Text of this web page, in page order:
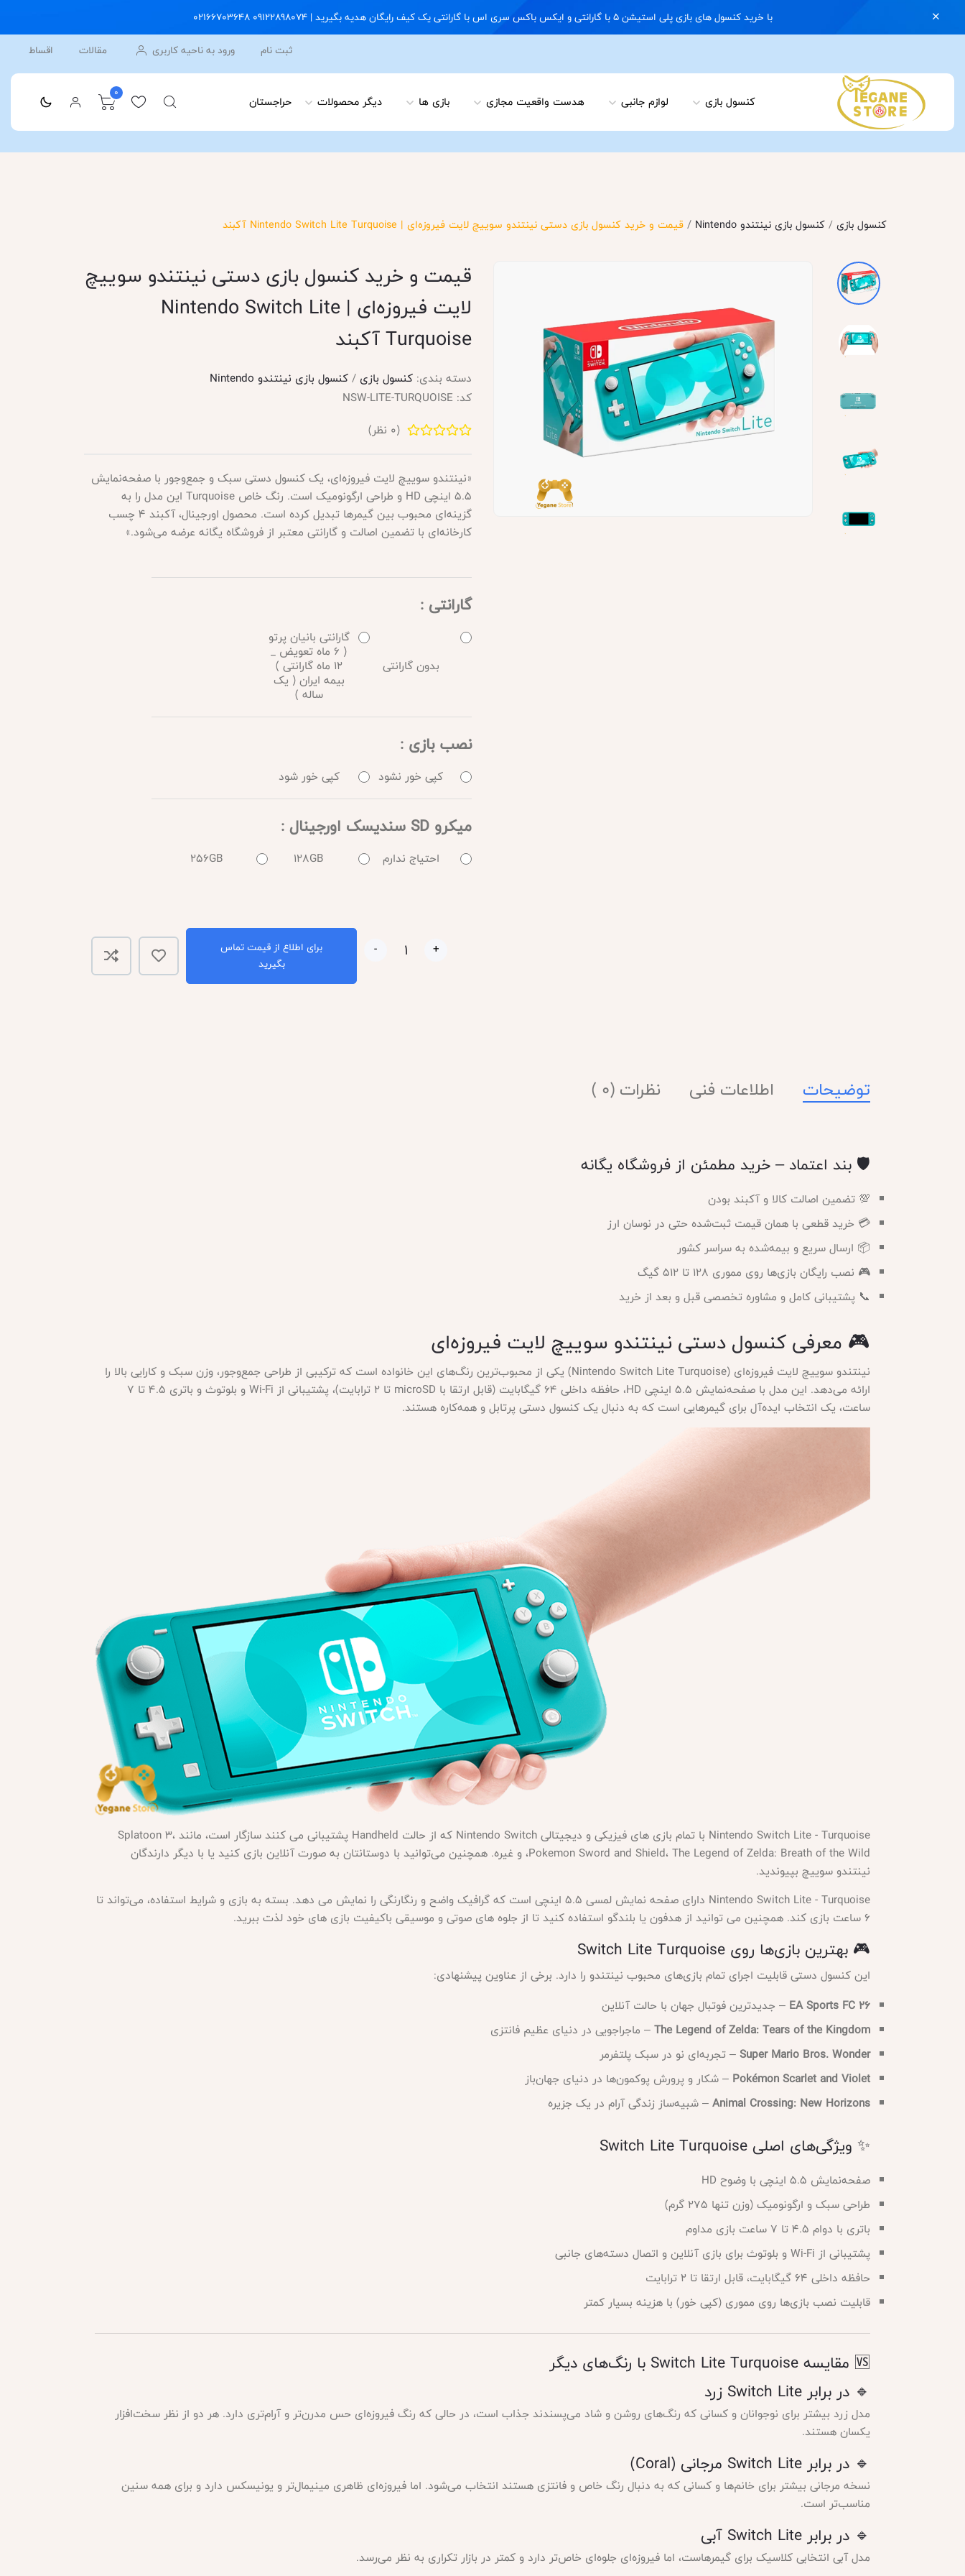
با خرید کنسول های بازی پلی استیشن 5 با گارانتی و ایکس باکس سری اس با گارانتی یک کیف رایگان هدیه بگیرید | 09122898074 02166703648
ثبت نام
ورود به ناحیه کاربری مقالات اقساط
کنسول بازی لوازم جانبی هدست واقعیت مجازی بازی ها دیگر محصولات حراجستان 0
کنسول بازی / کنسول بازی نینتندو Nintendo /قیمت و خرید کنسول بازی دستی نینتندو سوییچ لایت فیروزه‌ای | Nintendo Switch Lite Turquoise آکبند
قیمت و خرید کنسول بازی دستی نینتندو سوییچ
لایت فیروزه‌ای | Nintendo Switch Lite
Turquoise آکبند
دسته بندی: کنسول بازی /کنسول بازی نینتندو Nintendo
کد: NSW-LITE-TURQUOISE
(
0 نظر)
«نینتندو سوییچ لایت فیروزه‌ای، یک کنسول دستی سبک و جمع‌وجور با صفحه‌نمایش
۵.۵ اینچی HD و طراحی ارگونومیک است. رنگ خاص Turquoise این مدل را به
گزینه‌ای محبوب بین گیمرها تبدیل کرده است. محصول اورجینال، آکبند ۴ چسب
کارخانه‌ای با تضمین اصالت و گارانتی معتبر از فروشگاه یگانه عرضه می‌شود.»
گارانتی :
بدون گارانتی
گارانتی بانیان پرتو
( 6 ماه تعویض _
12 ماه گارانتی )
بیمه ایران ( یک
ساله )
نصب بازی :
کپی خور نشود کپی خور شود
میکرو SD سندیسک اورجینال :
احتیاج ندارم 128GB
256GB
- +
برای اطلاع از قیمت تماس
بگیرید
توضیحات اطلاعات فنی نظرات (0 )
🛡️ بند اعتماد – خرید مطمئن از فروشگاه یگانه
💯 تضمین اصالت کالا و آکبند بودن
💳 خرید قطعی با همان قیمت ثبت‌شده حتی در نوسان ارز
📦 ارسال سریع و بیمه‌شده به سراسر کشور
🎮 نصب رایگان بازی‌ها روی مموری ۱۲۸ تا ۵۱۲ گیگ
📞 پشتیبانی کامل و مشاوره تخصصی قبل و بعد از خرید
🎮 معرفی کنسول دستی نینتندو سوییچ لایت فیروزه‌ای
نینتندو سوییچ لایت فیروزه‌ای (Nintendo Switch Lite Turquoise) یکی از محبوب‌ترین رنگ‌های این خانواده است که ترکیبی از طراحی جمع‌وجور، وزن سبک و کارایی بالا را
ارائه می‌دهد. این مدل با صفحه‌نمایش ۵.۵ اینچی HD، حافظه داخلی ۶۴ گیگابایت (قابل ارتقا با microSD تا ۲ ترابایت)، پشتیبانی از Wi-Fi و بلوتوث و باتری ۴.۵ تا ۷
ساعت، یک انتخاب ایده‌آل برای گیمرهایی است که به دنبال یک کنسول دستی پرتابل و همه‌کاره هستند.
Nintendo Switch Lite - Turquoise با تمام بازی های فیزیکی و دیجیتالی Nintendo Switch که از حالت Handheld پشتیبانی می کنند سازگار است، مانند Splatoon 3،
Pokemon Sword and Shield، The Legend of Zelda: Breath of the Wild، و غیره. همچنین می‌توانید با دوستانتان به صورت آنلاین بازی کنید یا با دیگر دارندگان
نینتندو سوییچ بپیوندید.
Nintendo Switch Lite - Turquoise دارای صفحه نمایش لمسی 5.5 اینچی است که گرافیک واضح و رنگارنگی را نمایش می دهد. بسته به بازی و شرایط استفاده، می‌تواند تا
6 ساعت بازی کند. همچنین می توانید از هدفون یا بلندگو استفاده کنید تا از جلوه های صوتی و موسیقی باکیفیت بازی های خود لذت ببرید.
🎮 بهترین بازی‌ها روی Switch Lite Turquoise
این کنسول دستی قابلیت اجرای تمام بازی‌های محبوب نینتندو را دارد. برخی از عناوین پیشنهادی:
EA Sports FC 26 – جدیدترین فوتبال جهان با حالت آنلاین
The Legend of Zelda: Tears of the Kingdom– ماجراجویی در دنیای عظیم فانتزی
Super Mario Bros. Wonder– تجربه‌ای نو در سبک پلتفرمر
Pokémon Scarlet and Violet – شکار و پرورش پوکمون‌ها در دنیای جهان‌باز
Animal Crossing: New Horizons– شبیه‌ساز زندگی آرام در یک جزیره
✨ ویژگی‌های اصلی Switch Lite Turquoise
صفحه‌نمایش ۵.۵ اینچی با وضوح HD
طراحی سبک و ارگونومیک (وزن تنها ۲۷۵ گرم)
باتری با دوام ۴.۵ تا ۷ ساعت بازی مداوم
پشتیبانی از Wi-Fi و بلوتوث برای بازی آنلاین و اتصال دسته‌های جانبی
حافظه داخلی ۶۴ گیگابایت، قابل ارتقا تا ۲ ترابایت
قابلیت نصب بازی‌ها روی مموری (کپی خور) با هزینه بسیار کمتر
🆚 مقایسه Switch Lite Turquoise با رنگ‌های دیگر
🔹 در برابر Switch Lite زرد
مدل زرد بیشتر برای نوجوانان و کسانی که رنگ‌های روشن و شاد می‌پسندند جذاب است، در حالی که رنگ فیروزه‌ای حس مدرن‌تر و آرام‌تری دارد. هر دو از نظر سخت‌افزار
یکسان هستند.
🔹 در برابر Switch Lite مرجانی (Coral)
نسخه مرجانی بیشتر برای خانم‌ها و کسانی که به دنبال رنگ خاص و فانتزی هستند انتخاب می‌شود. اما فیروزه‌ای ظاهری مینیمال‌تر و یونیسکس دارد و برای همه سنین
مناسب‌تر است.
🔹 در برابر Switch Lite آبی
مدل آبی انتخابی کلاسیک برای گیمرهاست، اما فیروزه‌ای جلوه‌ای خاص‌تر دارد و کمتر در بازار تکراری به نظر می‌رسد.